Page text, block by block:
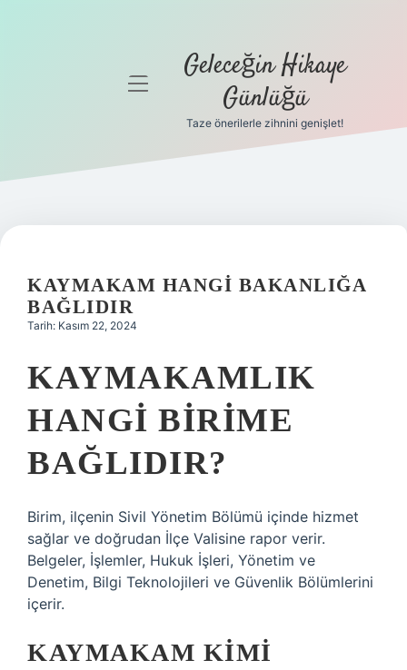
Gizlilik
Hakkımızda
menüyü Geleceğin Hikaye
Günlüğü
Taze önerilerle zihnini genişlet!
KAYMAKAM HANGI BAKANLIĞA
BAĞLIDIR
Tarih: Kasım 22, 2024
KAYMAKAMLIK
HANGI BIRIME
BAĞLIDIR?
Birim, ilçenin Sivil Yönetim Bölümü içinde hizmet
sağlar ve doğrudan İlçe Valisine rapor verir.
Belgeler, İşlemler, Hukuk İşleri, Yönetim ve
Denetim, Bilgi Teknolojileri ve Güvenlik Bölümlerini
içerir.
KAYMAKAM KIMI